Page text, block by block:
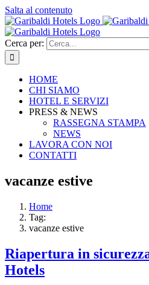
Salta al contenuto
Cerca per:
HOME
CHI SIAMO
HOTEL E SERVIZI
PRESS & NEWS
RASSEGNA STAMPA
NEWS
LAVORA CON NOI
CONTATTI
vacanze estive
Home
Tag:
vacanze estive
Riapertura in
Hotels